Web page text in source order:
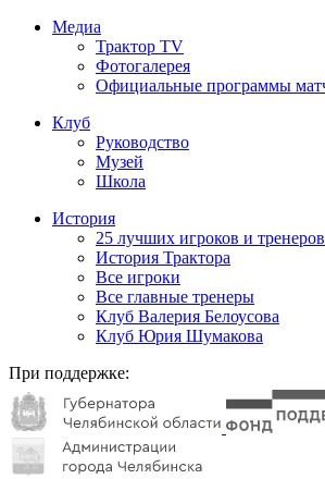
Медиа
Трактор TV
Фотогалерея
Официальные программы
Клуб
Руководство
Музей
Школа
История
25 лучших игроков и
История Трактора
Все игроки
Все главные тренеры
Клуб Валерия Белоусова
Клуб Юрия Шумакова
При поддержке: